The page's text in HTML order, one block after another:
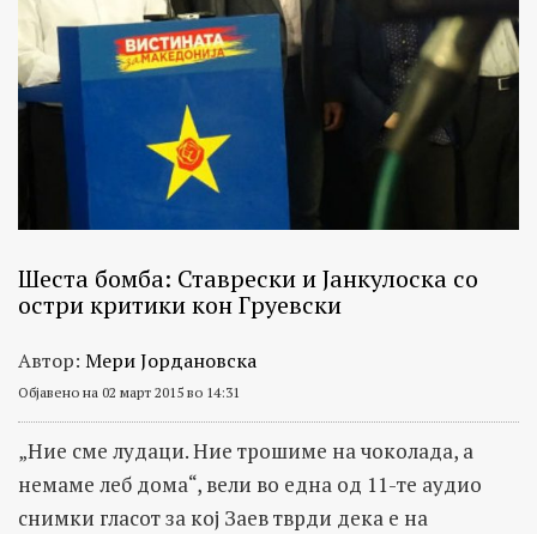
Шеста бомба: Ставрески и Јанкулоска со
остри критики кон Груевски
Автор: Мери Јордановска
Објавено на 02 март 2015 во 14:31
„Ние сме лудаци. Ние трошиме на чоколада, а
немаме леб дома“, вели во една од 11-те аудио
снимки гласот за кој Заев тврди дека е на